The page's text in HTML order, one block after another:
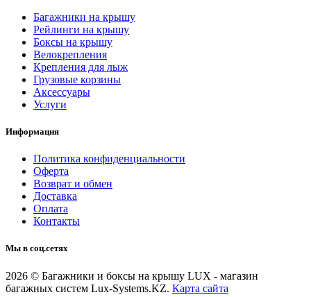
Багажники на крышу
Рейлинги на крышу
Боксы на крышу
Велокрепления
Крепления для лыж
Грузовые корзины
Аксессуары
Услуги
Информация
Политика конфиденциальности
Оферта
Возврат и обмен
Доставка
Оплата
Контакты
Мы в соц.сетях
2026 © Багажники и боксы на крышу LUX - магазин
багажных систем Lux-Systems.KZ. Карта сайта